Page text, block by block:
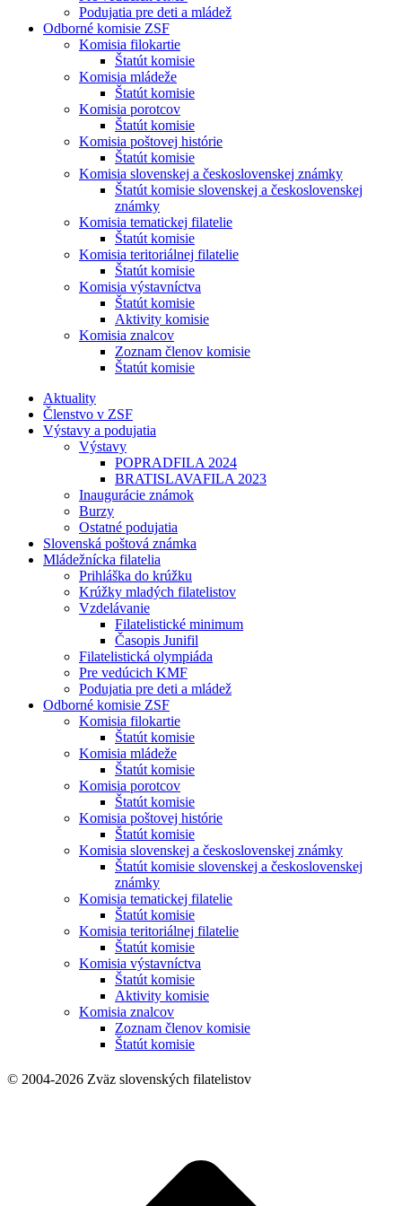
Podujatia pre deti a mládež
Odborné komisie ZSF
Komisia filokartie
Štatút komisie
Komisia mládeže
Štatút komisie
Komisia porotcov
Štatút komisie
Komisia poštovej histórie
Štatút komisie
Komisia slovenskej a československej známky
Štatút komisie slovenskej a československej
známky
Komisia tematickej filatelie
Štatút komisie
Komisia teritoriálnej filatelie
Štatút komisie
Komisia výstavníctva
Štatút komisie
Aktivity komisie
Komisia znalcov
Zoznam členov komisie
Štatút komisie
Aktuality
Členstvo v ZSF
Výstavy a podujatia
Výstavy
POPRADFILA 2024
BRATISLAVAFILA 2023
Inaugurácie známok
Burzy
Ostatné podujatia
Slovenská poštová známka
Mládežnícka filatelia
Prihláška do krúžku
Krúžky mladých filatelistov
Vzdelávanie
Filatelistické minimum
Časopis Junifil
Filatelistická olympiáda
Pre vedúcich KMF
Podujatia pre deti a mládež
Odborné komisie ZSF
Komisia filokartie
Štatút komisie
Komisia mládeže
Štatút komisie
Komisia porotcov
Štatút komisie
Komisia poštovej histórie
Štatút komisie
Komisia slovenskej a československej známky
Štatút komisie slovenskej a československej
známky
Komisia tematickej filatelie
Štatút komisie
Komisia teritoriálnej filatelie
Štatút komisie
Komisia výstavníctva
Štatút komisie
Aktivity komisie
Komisia znalcov
Zoznam členov komisie
Štatút komisie
© 2004-2026 Zväz slovenských filatelistov